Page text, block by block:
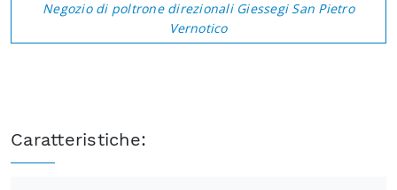
Negozio di poltrone direzionali Giessegi San Pietro
Vernotico
Caratteristiche: